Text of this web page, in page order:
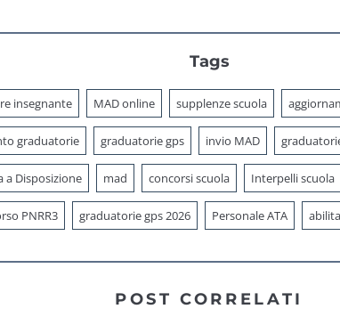
Tags
insegnante MAD online supplenze scuola
graduatorie graduatorie gps invio MAD
a Disposizione mad concorsi scuola Interpelli scuola
PNRR3 graduatorie gps 2026 Personale ATA
POST CORRELATI